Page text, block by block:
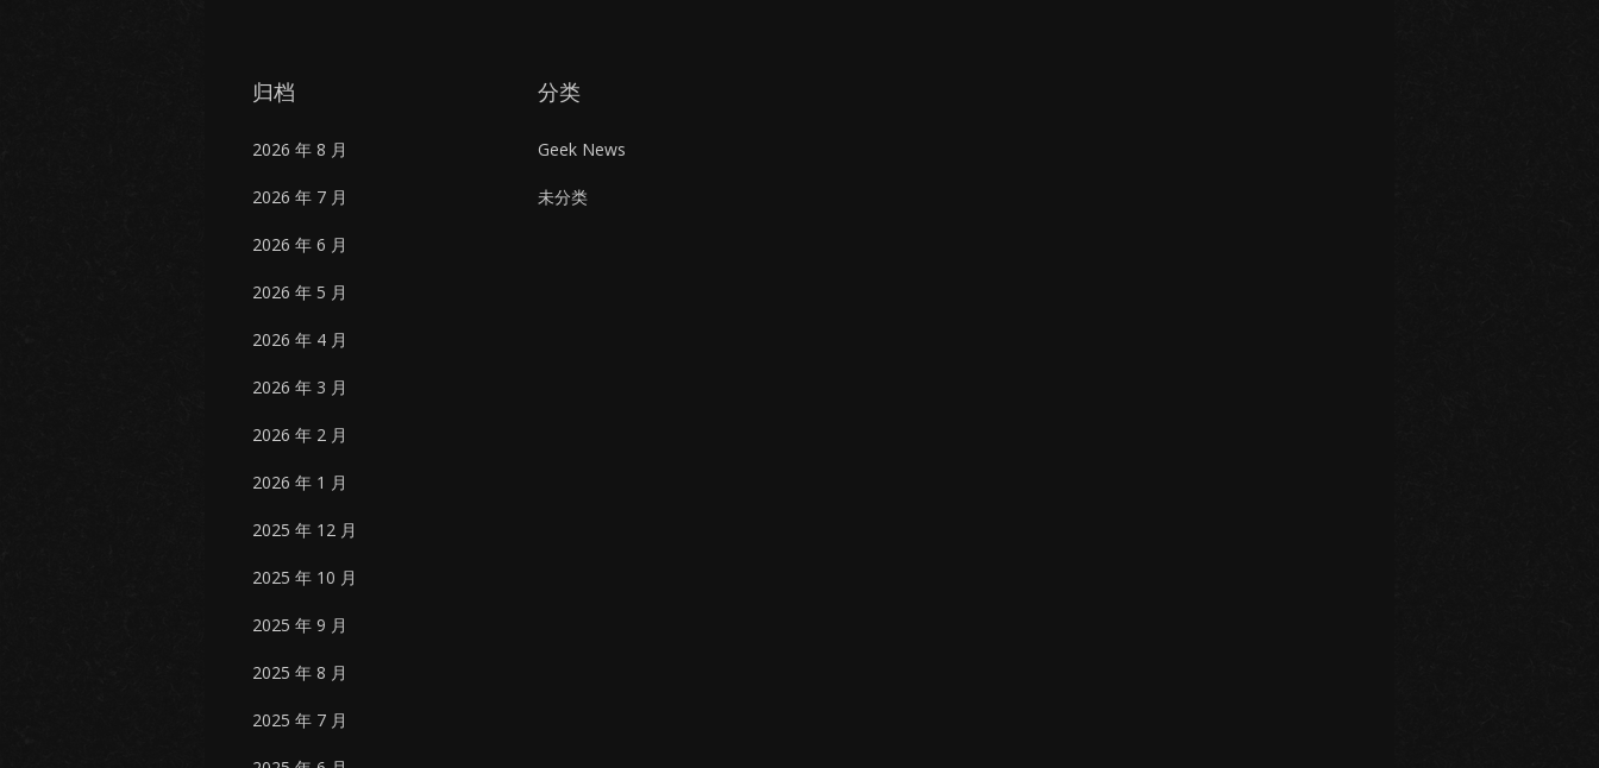
归档
2026 年 8 月
2026 年 7 月
2026 年 6 月
2026 年 5 月
2026 年 4 月
2026 年 3 月
2026 年 2 月
2026 年 1 月
2025 年 12 月
2025 年 10 月
2025 年 9 月
2025 年 8 月
2025 年 7 月
分类
Geek News
未分类